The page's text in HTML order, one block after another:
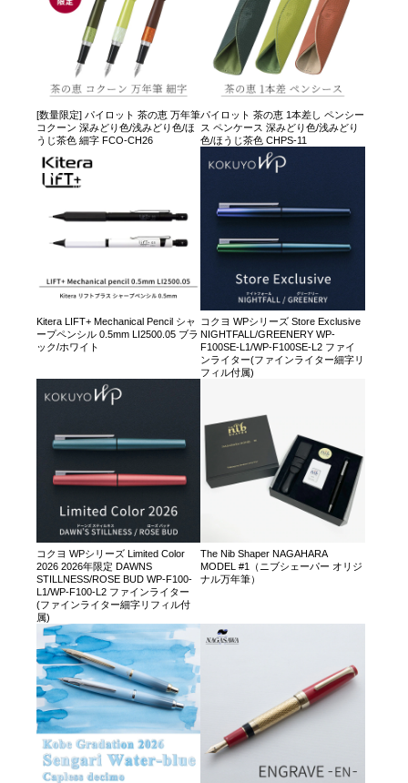
[数量限定] パイロット 茶の恵 万年筆
コクーン 深みどり色/浅みどり色/ほ
うじ茶色 細字 FCO-CH26
パイロット 茶の恵 1本差し ペンシー
ス ペンケース 深みどり色/浅みどり
色/ほうじ茶色 CHPS-11
Kitera LIFT+ Mechanical Pencil シャ
ープペンシル 0.5mm LI2500.05 ブラ
ック/ホワイト
コクヨ WPシリーズ Store Exclusive
NIGHTFALL/GREENERY WP-
F100SE-L1/WP-F100SE-L2 ファイ
ンライター(ファインライター細字リ
フィル付属)
コクヨ WPシリーズ Limited Color
2026 2026年限定 DAWNS
STILLNESS/ROSE BUD WP-F100-
L1/WP-F100-L2 ファインライター
(ファインライター細字リフィル付
属)
The Nib Shaper NAGAHARA
MODEL #1（ニブシェーパー オリジ
ナル万年筆）